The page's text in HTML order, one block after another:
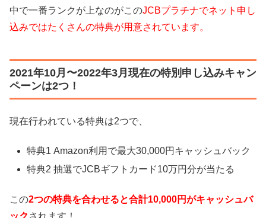
中で一番ランクが上なのがこのJCBプラチナでネット申し
込みではたくさんの特典が用意されています。
2021年10月〜2022年3月現在の特別申し込みキャン
ペーンは2つ！
現在行われている特典は2つで、
特典1 Amazon利用で最大30,000円キャッシュバック
特典2 抽選でJCBギフトカード10万円分が当たる
この2つの特典を合わせると合計10,000円がキャッシュバ
ック されます！